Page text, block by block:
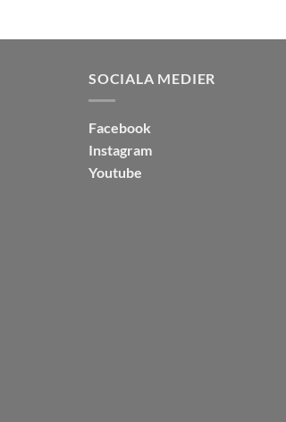
SOCIALA MEDIER
Facebook
Instagram
Youtube